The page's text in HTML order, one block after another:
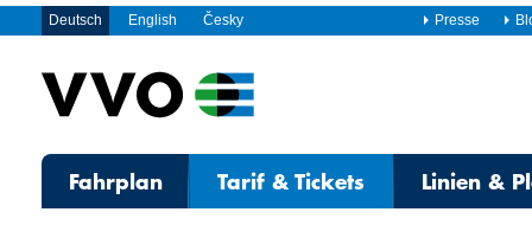
Deutsch English Česky Presse
Fahrplan Tarif & Tickets Linien &